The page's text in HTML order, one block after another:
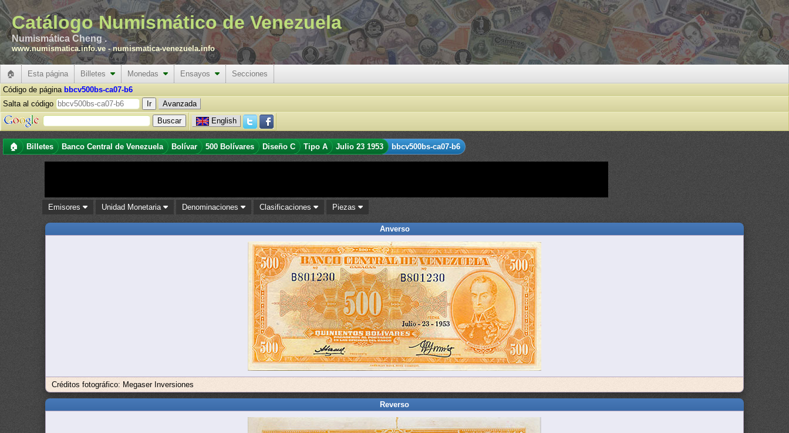
Catálogo Numismático de Venezuela
Numismática Cheng .
www.numismatica.info.ve -numismatica-venezuela.info
🏠 Esta página Billetes Monedas Ensayos
Secciones
Código de página bbcv500bs-ca07-b6
Salta al código
Avanzada
English
🏠 Billetes Banco Central de Venezuela Bolívar 500 Bolívares Diseño C Tipo A Julio 23 1953 bbcv500bs-ca07-b6
Emisores Unidad Monetaria Denominaciones Clasificaciones Piezas
Anverso
Créditos fotográfico: Megaser Inversiones
Reverso